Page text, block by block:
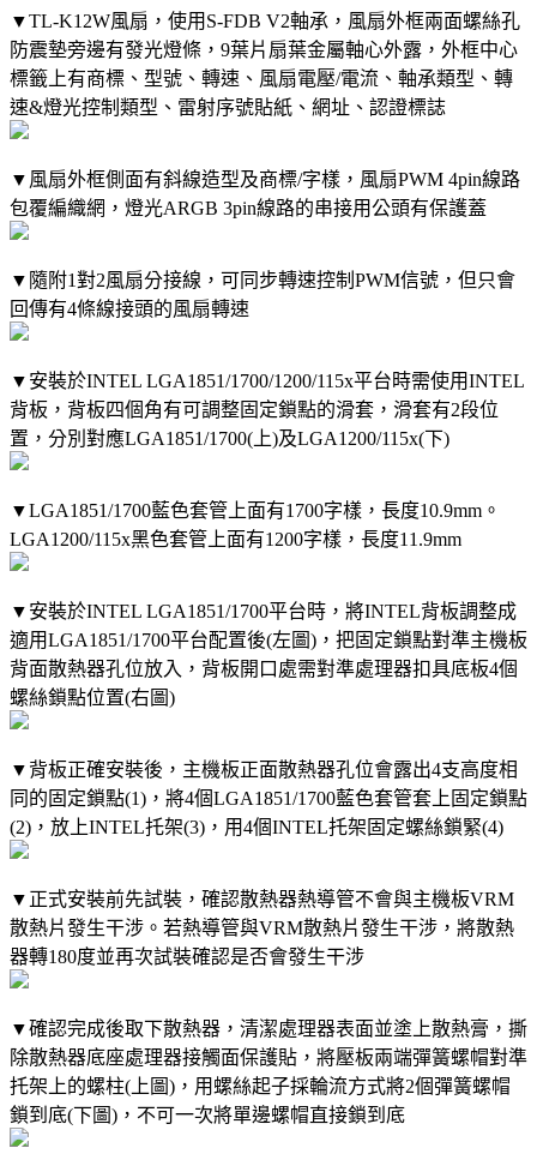
▼TL-K12W風扇，使用S-FDB V2軸承，風扇外框兩面螺絲孔
防震墊旁邊有發光燈條，9葉片扇葉金屬軸心外露，外框中心
標籤上有商標、型號、轉速、風扇電壓/電流、軸承類型、轉
速&燈光控制類型、雷射序號貼紙、網址、認證標誌
▼風扇外框側面有斜線造型及商標/字樣，風扇PWM 4pin線路
包覆編織網，燈光ARGB 3pin線路的串接用公頭有保護蓋
▼隨附1對2風扇分接線，可同步轉速控制PWM信號，但只會
回傳有4條線接頭的風扇轉速
▼安裝於INTEL LGA1851/1700/1200/115x平台時需使用INTEL
背板，背板四個角有可調整固定鎖點的滑套，滑套有2段位
置，分別對應LGA1851/1700(上)及LGA1200/115x(下)
▼LGA1851/1700藍色套管上面有1700字樣，長度10.9mm。
LGA1200/115x黑色套管上面有1200字樣，長度11.9mm
▼安裝於INTEL LGA1851/1700平台時，將INTEL背板調整成
適用LGA1851/1700平台配置後(左圖)，把固定鎖點對準主機板
背面散熱器孔位放入，背板開口處需對準處理器扣具底板4個
螺絲鎖點位置(右圖)
▼背板正確安裝後，主機板正面散熱器孔位會露出4支高度相
同的固定鎖點(1)，將4個LGA1851/1700藍色套管套上固定鎖點
(2)，放上INTEL托架(3)，用4個INTEL托架固定螺絲鎖緊(4)
▼正式安裝前先試裝，確認散熱器熱導管不會與主機板VRM
散熱片發生干涉。若熱導管與VRM散熱片發生干涉，將散熱
器轉180度並再次試裝確認是否會發生干涉
▼確認完成後取下散熱器，清潔處理器表面並塗上散熱膏，撕
除散熱器底座處理器接觸面保護貼，將壓板兩端彈簧螺帽對準
托架上的螺柱(上圖)，用螺絲起子採輪流方式將2個彈簧螺帽
鎖到底(下圖)，不可一次將單邊螺帽直接鎖到底